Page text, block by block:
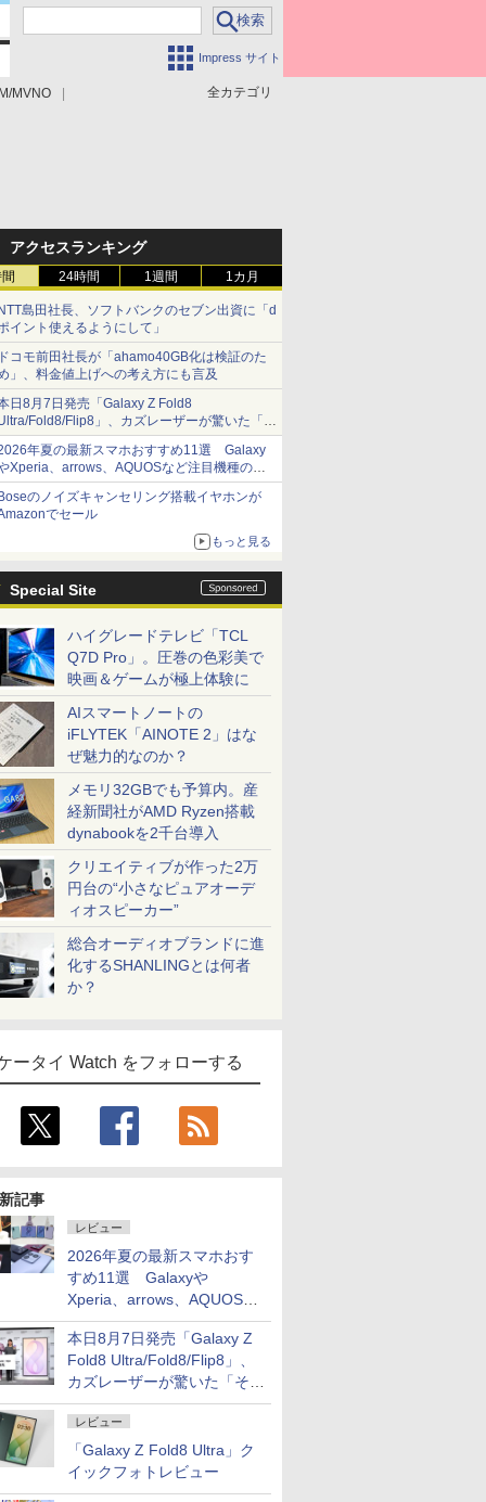
Impress サイト
全カテゴリ
MVNO
アクセスランキング
24時間 1週間 1カ月
島田社長、ソフトバンクのセブン出資に「d
イント使えるようにして」
コモ前田社長が「ahamo40GB化は検証のた
」、料金値上げへの考え方にも言及
日8月7日発売「Galaxy Z Fold8
Fold8/Flip8」、カズレーザーが驚いた「そ
屋のメニュー並みの薄さ」
年夏の最新スマホおすすめ11選 Galaxy
Xperia、arrows、AQUOSなど注目機種の特
は
のノイズキャンセリング搭載イヤホンが
でセール
もっと見る
Special Site
ハイグレードテレビ「TCL
Q7D Pro」。圧巻の色彩美で
映画＆ゲームが極上体験に
AIスマートノートの
iFLYTEK「AINOTE 2」はな
ぜ魅力的なのか？
メモリ32GBでも予算内。産
経新聞社がAMD Ryzen搭載
dynabookを2千台導入
クリエイティブが作った2万
円台の“小さなピュアオーデ
ィオスピーカー”
総合オーディオブランドに進
化するSHANLINGとは何者
か？
ータイ Watch をフォローする
記事
レビュー
2026年夏の最新スマホおす
すめ11選 Galaxyや
Xperia、arrows、AQUOSな
ど注目機種の特徴は
本日8月7日発売「Galaxy Z
Fold8 Ultra/Fold8/Flip8」、
カズレーザーが驚いた「そば
屋のメニュー並みの薄さ」
レビュー
「Galaxy Z Fold8 Ultra」ク
イックフォトレビュー